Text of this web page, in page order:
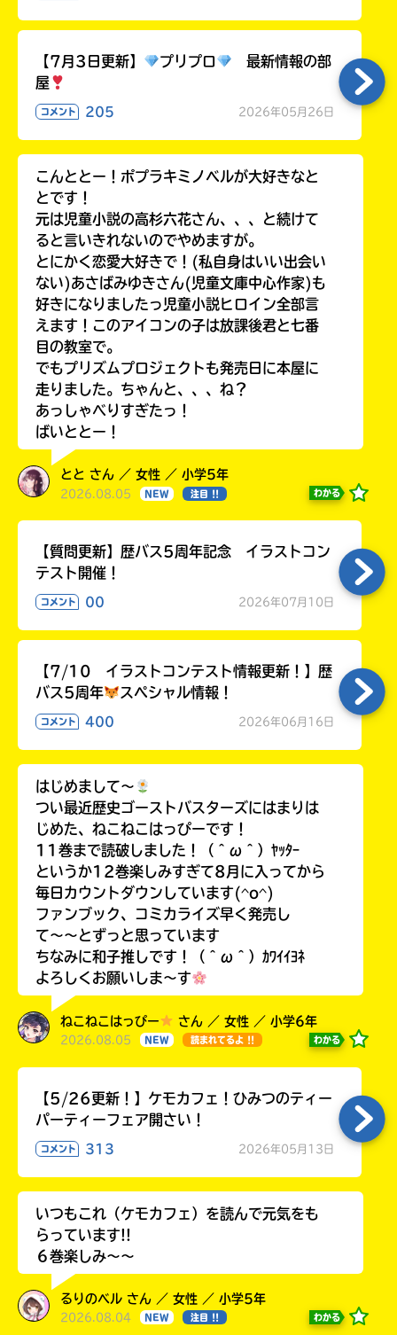
【7月3日更新】 プリプロ
最新情報の部
屋
コメント 205 2026年05月26日
こんととー！ポプラキミノベルが大好きなと
とです！
元は児童小説の高杉六花さん、、、と続けて
ると言いきれないのでやめますが。
とにかく恋愛大好きで！(私自身はいい出会い
ない)あさばみゆきさん(児童文庫中心作家)も
好きになりましたっ児童小説ヒロイン全部言
えます！このアイコンの子は放課後君と七番
目の教室で。
でもプリズムプロジェクトも発売日に本屋に
走りました。ちゃんと、、、ね？
あっしゃべりすぎたっ！
ばいととー！
とと さん ／ 女性 ／ 小学5年
2026.08.05 NEW 注目 !! わかる
【質問更新】歴バス5周年記念 イラストコン
テスト開催！
コメント 00 2026年07月10日
【7/10 イラストコンテスト情報更新！】歴
バス5周年
スペシャル情報！
コメント 400 2026年06月16日
はじめまして〜
つい最近歴史ゴーストバスターズにはまりは
じめた、ねこねこはっぴーです！
11巻まで読破しました！（＾ω＾）ﾔｯﾀｰ
というか12巻楽しみすぎて8月に入ってから
毎日カウントダウンしています(^o^)
ファンブック、コミカライズ早く発売し
て〜〜とずっと思っています
ちなみに和子推しです！（＾ω＾）ｶﾜｲｲﾖﾈ
よろしくお願いしま〜す
ねこねこはっぴー さん ／ 女性 ／ 小学6年
2026.08.05 NEW 読まれてるよ !! わかる
【5/26更新！】ケモカフェ！ひみつのティー
パーティーフェア開さい！
コメント 313 2026年05月13日
いつもこれ（ケモカフェ）を読んで元気をも
らっています!!
６巻楽しみ～～
るりのベル さん ／ 女性 ／ 小学5年
2026.08.04 NEW 注目 !! わかる